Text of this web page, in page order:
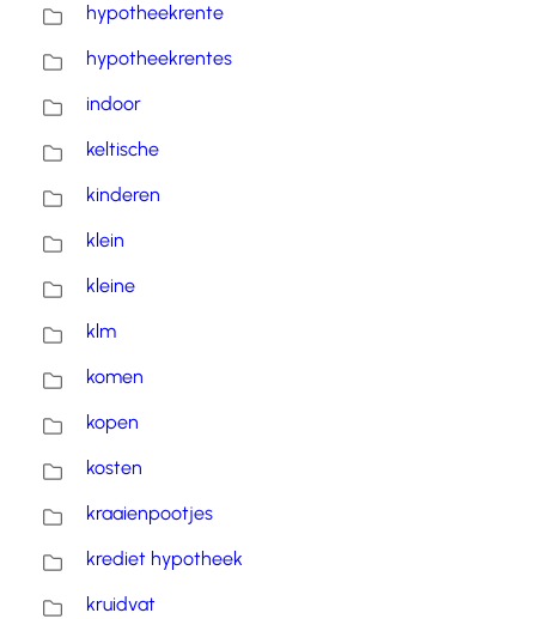
hypotheekrente
hypotheekrentes
indoor
keltische
kinderen
klein
kleine
klm
komen
kopen
kosten
kraaienpootjes
krediet hypotheek
kruidvat